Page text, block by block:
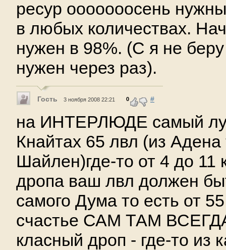
ресур ооооооосень
в любых количествах.
нужен в 98%. (С я не беру
нужен через раз).
Гость 3 ноября 2008 22:21 0 #
на ИНТЕРЛЮДЕ самый
Кнайтах 65 лвл (из
Шайлен)где-то от 4 до 11
дропа ваш лвл должен
самого Дума то есть от
счастье САМ ТАМ
класный дроп - где-то из